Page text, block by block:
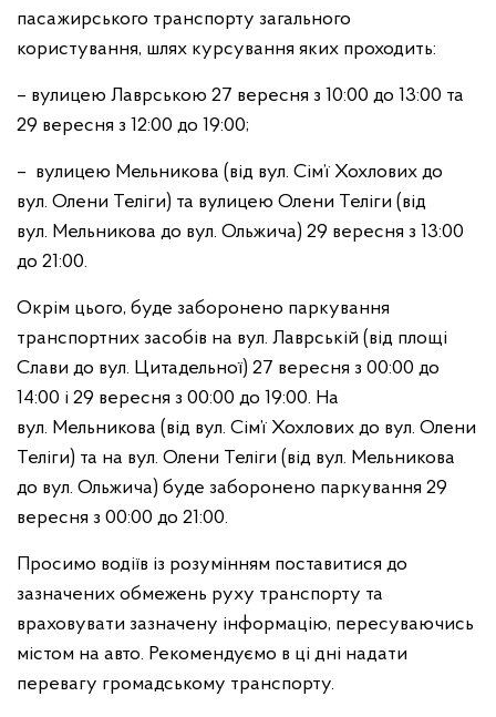
пасажирського транспорту загального
користування, шлях курсування яких проходить:
– вулицею Лаврською 27 вересня з 10:00 до 13:00 та
29 вересня з 12:00 до 19:00;
– вулицею Мельникова (від вул. Сім’ї Хохлових до
вул. Олени Теліги) та вулицею Олени Теліги (від
вул. Мельникова до вул. Ольжича) 29 вересня з 13:00
до 21:00.
Окрім цього, буде заборонено паркування
транспортних засобів на вул. Лаврській (від площі
Слави до вул. Цитадельної) 27 вересня з 00:00 до
14:00 і 29 вересня з 00:00 до 19:00. На
вул. Мельникова (від вул. Сім’ї Хохлових до вул. Олени
Теліги) та на вул. Олени Теліги (від вул. Мельникова
до вул. Ольжича) буде заборонено паркування 29
вересня з 00:00 до 21:00.
Просимо водіїв із розумінням поставитися до
зазначених обмежень руху транспорту та
враховувати зазначену інформацію, пересуваючись
містом на авто. Рекомендуємо в ці дні надати
перевагу громадському транспорту.